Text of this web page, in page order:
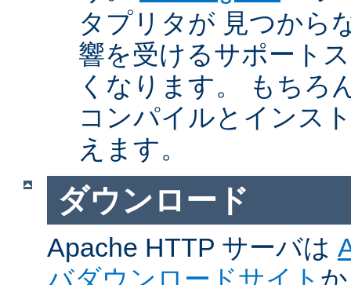
タプリタが 見つから
響を受けるサポート
くなります。 もちろ
コンパイルとインス
えます。
ダウンロード
Apache HTTP サーバは